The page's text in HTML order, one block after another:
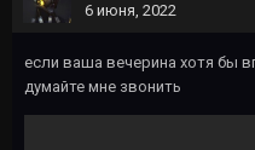
6 июня, 2022
если ваша вечерина хотя бы
думайте мне звонить